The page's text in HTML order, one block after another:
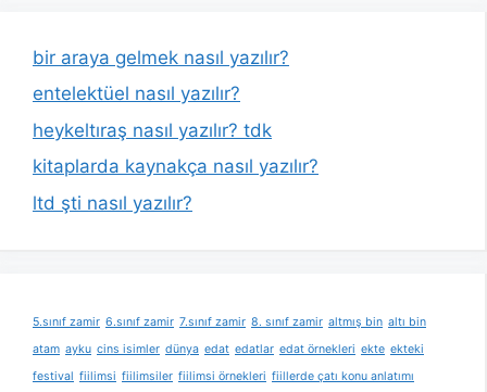
bir araya gelmek nasıl yazılır?
entelektüel nasıl yazılır?
heykeltıraş nasıl yazılır? tdk
kitaplarda kaynakça nasıl yazılır?
ltd şti nasıl yazılır?
5.sınıf zamir 6.sınıf zamir 7.sınıf zamir 8. sınıf zamir altmış bin altı bin
atam ayku cins isimler dünya edat edatlar edat örnekleri ekte ekteki
festival fiilimsi fiilimsiler fiilimsi örnekleri fiillerde çatı konu anlatımı